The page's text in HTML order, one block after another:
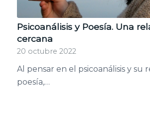
Psicoanálisis y Poesía. Una
cercana
20 octubre 2022
Al pensar en el psicoanálisis y su
poesía,…